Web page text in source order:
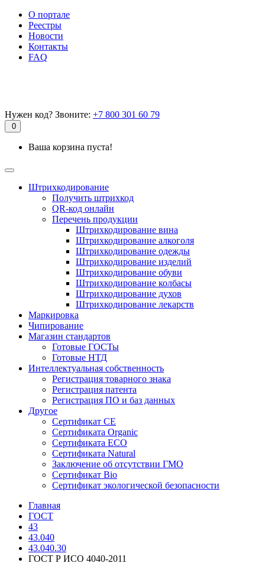
О портале
Реестры
Новости
Контакты
FAQ
Нужен код? Звоните: +7 800 301 60 79
0
Ваша корзина пуста!
Штрихкодирование
Получить штрихкод
QR-код онлайн
Перечень продукции
Штрихкодирование вина
Штрихкодирование алкоголя
Штрихкодирование одежды
Штрихкодирование изделий
Штрихкодирование обуви
Штрихкодирование колбасы
Штрихкодирование духов
Штрихкодирование лекарств
Маркировка
Чипирование
Магазин стандартов
Готовые ГОСТы
Готовые НТД
Интеллектуальная собственность
Регистрация товарного знака
Регистрация патента
Регистрация ПО и баз данных
Другое
Сертификат СЕ
Сертификата Organic
Сертификата ECO
Сертификата Natural
Заключение об отсутствии ГМО
Сертификат Bio
Сертификат экологической безопасности
Главная
ГОСТ
43
43.040
43.040.30
ГОСТ Р ИСО 4040-2011